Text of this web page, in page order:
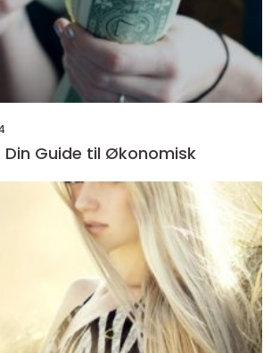
Din Guide til Økonomisk